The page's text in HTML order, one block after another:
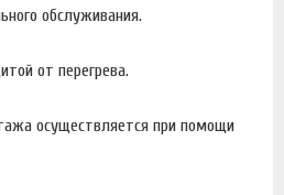
обслуживания.
от перегрева.
осуществляется при помощи